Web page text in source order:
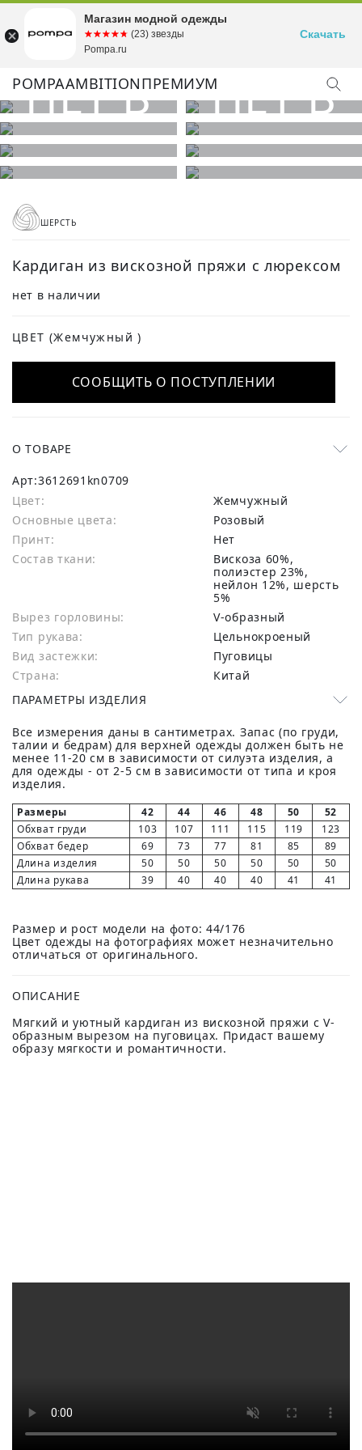
POMPAAMBITIONПРЕМИУМ
ШЕРСТЬ
Кардиган из вискозной пряжи с люрексом
нет в наличии
ЦВЕТ (Жемчужный )
СООБЩИТЬ О ПОСТУПЛЕНИИ
О ТОВАРЕ
Арт:3612691kn0709
Цвет:
Жемчужный
Основные цвета:
розовый
Принт:
Нет
Состав ткани:
вискоза 60%,
полиэстер 23%,
нейлон 12%, шерсть
5%
Вырез горловины:
V-образный
Тип рукава:
Цельнокроеный
Вид застежки:
Пуговицы
Страна:
Китай
ПАРАМЕТРЫ ИЗДЕЛИЯ
Все измерения даны в сантиметрах. Запас (по груди,
талии и бедрам) для верхней одежды должен быть не
менее 11-20 см в зависимости от силуэта изделия, а
для одежды - от 2-5 см в зависимости от типа и кроя
изделия.
Размеры 42 44 46 48 50
52
Обхват груди
103 107 111 115 119
123
Обхват бедер
69 73 77 81 85
89
Длина изделия
50 50 50 50 50
50
Длина рукава
39 40 40 40 41 41
Размер и рост модели на фото: 44/176
Цвет одежды на фотографиях может незначительно
отличаться от оригинального.
ОПИСАНИЕ
Мягкий и уютный кардиган из вискозной пряжи с V-
образным вырезом на пуговицах. Придаст вашему
образу мягкости и романтичности.
Магазин модной одежды
☆☆☆☆☆
★★★★★ (23) звезды
Pompa.ru
Скачать